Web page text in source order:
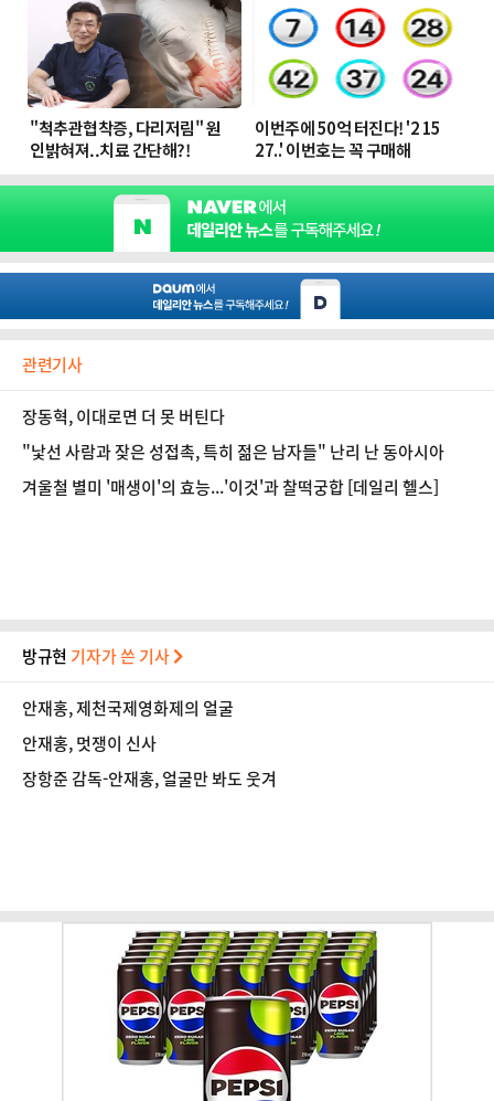
관련기사
장동혁, 이대로면 더 못 버틴다
"낯선 사람과 잦은 성접촉, 특히 젊은 남자들" 난리 난 동아시아
겨울철 별미 '매생이'의 효능...'이것'과 찰떡궁합 [데일리 헬스]
방규현 기자가 쓴 기사
안재홍, 제천국제영화제의 얼굴
안재홍, 멋쟁이 신사
장항준 감독-안재홍, 얼굴만 봐도 웃겨